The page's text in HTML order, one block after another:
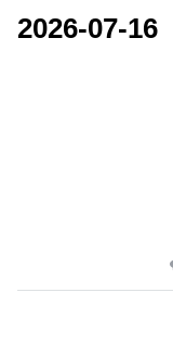
2026-07-16